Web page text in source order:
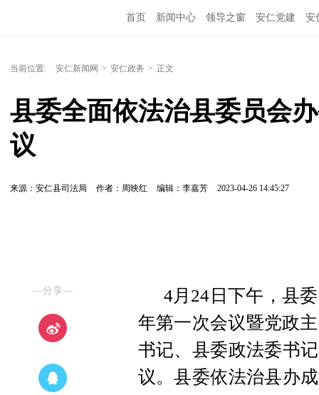
首页 新闻中心 领导之窗 安仁党建 安
当前位置: 安仁新闻网 > 安仁政务 > 正文
县委全面依法治县委员会
议
来源：安仁县司法局 作者：周映红 编辑：李嘉芳 2023-04-26 14:45:27
—分享—
4月24日下午，县
年第一次会议暨党政
书记、县委政法委书
议。县委依法治县办